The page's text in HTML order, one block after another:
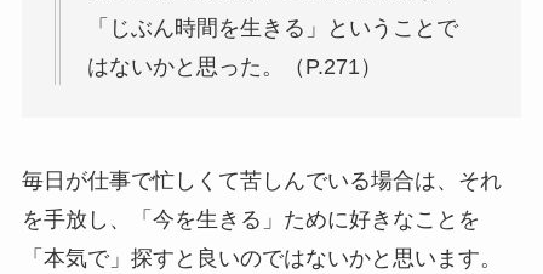
「じぶん時間を生きる」ということで
はないかと思った。（P.271）
毎日が仕事で忙しくて苦しんでいる場合は、それ
を手放し、「今を生きる」ために好きなことを
「本気で」探すと良いのではないかと思います。